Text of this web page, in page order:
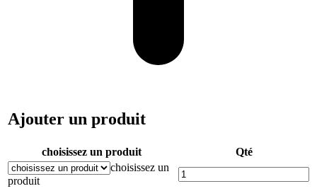
Ajouter un produit
choisissez un produit
Qté
choisissez un
produit